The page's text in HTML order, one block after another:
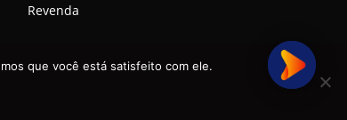
Revenda
que você está satisfeito com ele.